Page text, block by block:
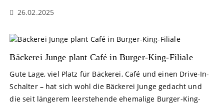
26.02.2025
Bäckerei Junge plant Café in Burger-King-Filiale
Gute Lage, viel Platz für Bäckerei, Café und einen Drive-In-
Schalter – hat sich wohl die Bäckerei Junge gedacht und
die seit längerem leerstehende ehemalige Burger-King-